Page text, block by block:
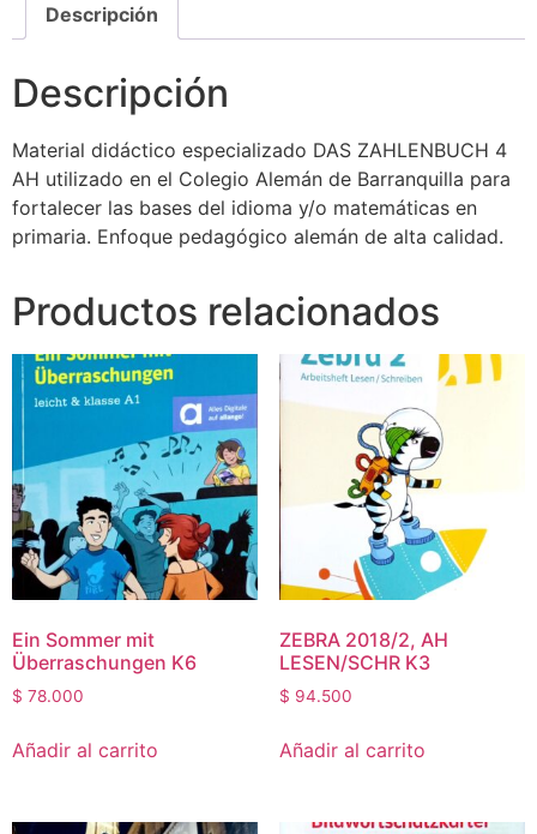
Descripción
Descripción
Material didáctico especializado DAS ZAHLENBUCH 4
AH utilizado en el Colegio Alemán de Barranquilla para
fortalecer las bases del idioma y/o matemáticas en
primaria. Enfoque pedagógico alemán de alta calidad.
Productos relacionados
Ein Sommer mit
Überraschungen K6
$ 78.000
Añadir al carrito
ZEBRA 2018/2, AH
LESEN/SCHR K3
$ 94.500
Añadir al carrito